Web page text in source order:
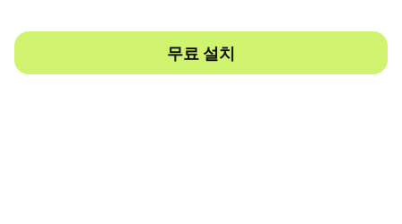
무료 설치